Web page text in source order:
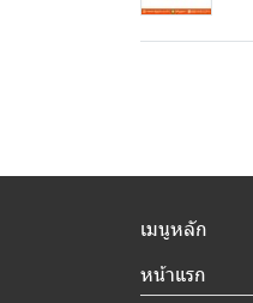
เมนูหลัก
หน้าแรก